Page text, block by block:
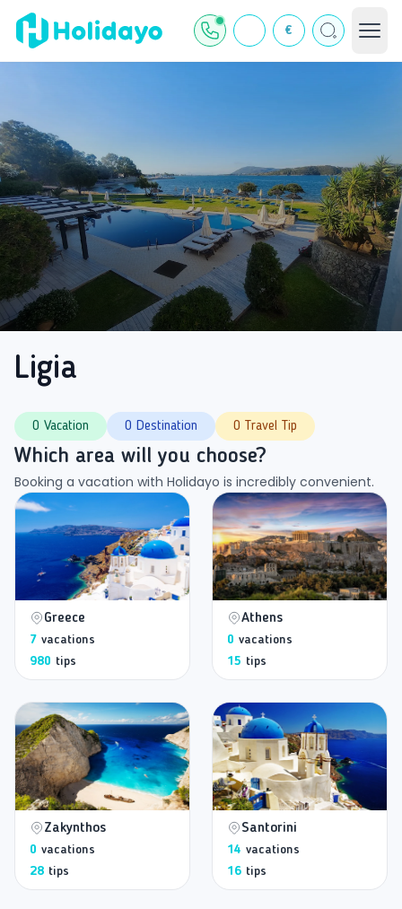
€
Ligia
0 Vacation 0 Destination 0 Travel Tip
Which area will you choose?
Booking a vacation with Holidayo is incredibly convenient.
Greece
7 vacations
980 tips
Athens
0 vacations
15 tips
Zakynthos
0 vacations
28 tips
Santorini
14 vacations
16 tips